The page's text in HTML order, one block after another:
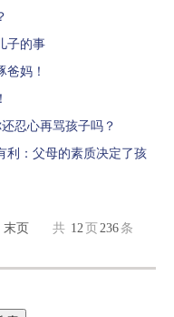
子的事
妈！
忍心再骂孩子吗？
利：父母的素质决定了孩
末页 共 12 页 236 条